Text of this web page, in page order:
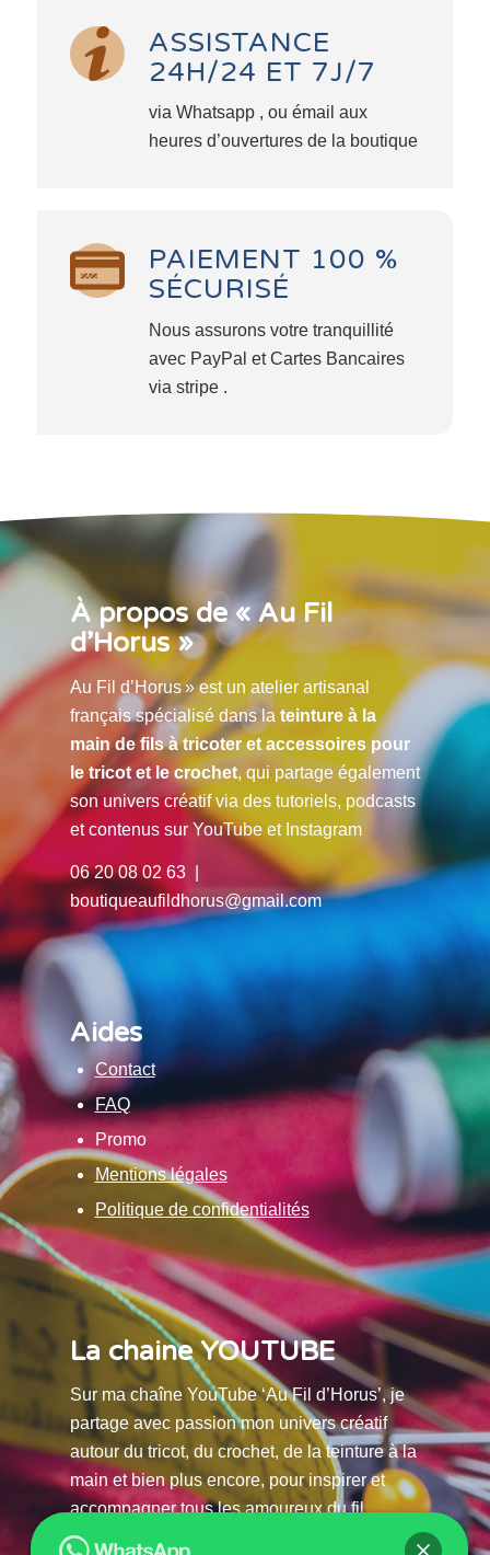
ASSISTANCE
24H/24 ET 7J/7
via Whatsapp , ou émail aux
heures d’ouvertures de la boutique
PAIEMENT 100 %
SÉCURISÉ
Nous assurons votre tranquillité
avec PayPal et Cartes Bancaires
via stripe .
À propos de « Au Fil
d’Horus »
Au Fil d’Horus » est un atelier artisanal
français spécialisé dans la teinture à la
main de fils à tricoter et accessoires pour
le tricot et le crochet, qui partage également
son univers créatif via des tutoriels, podcasts
et contenus sur YouTube et Instagram
06 20 08 02 63 |
boutiqueaufildhorus@gmail.com
Aides
Contact
FAQ
Promo
Mentions légales
Politique de confidentialités
La chaine YOUTUBE
Sur ma chaîne YouTube ‘Au Fil d’Horus’, je
partage avec passion mon univers créatif
autour du tricot, du crochet, de la teinture à la
main et bien plus encore, pour inspirer et
accompagner tous les amoureux du fil.